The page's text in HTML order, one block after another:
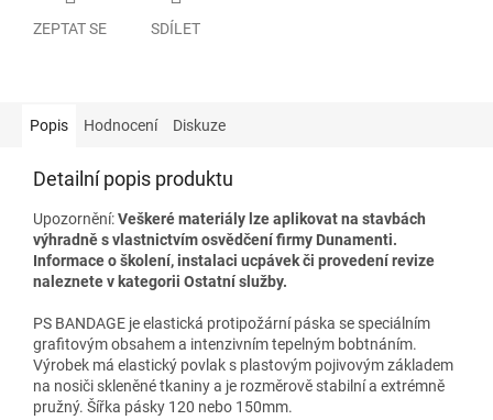
ZEPTAT SE SDÍLET
Popis Hodnocení Diskuze
Detailní popis produktu
Upozornění:Veškeré materiály lze aplikovat na stavbách
výhradně s vlastnictvím osvědčení firmy Dunamenti.
Informace o školení, instalaci ucpávek či provedení revize
naleznete v kategorii Ostatní služby.
PS BANDAGE je elastická protipožární páska se speciálním
grafitovým obsahem a intenzivním tepelným bobtnáním.
Výrobek má elastický povlak s plastovým pojivovým základem
na nosiči skleněné tkaniny a je rozměrově stabilní a extrémně
pružný. Šířka pásky 120 nebo 150mm.